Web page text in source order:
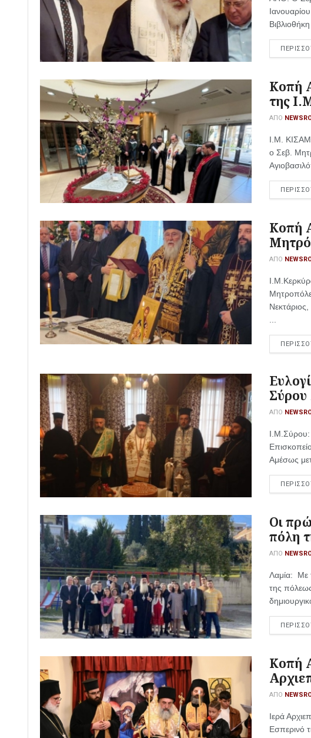
Βιβλιοθήκη
Κοπή
της
ΑΠΌ
Ι.Μ.
ο Σεβ.
Κοπή
ΑΠΌ
ΑΠΌ
Ι.Μ.Σύρου:
Αμέσως
Οι
πόλη
ΑΠΌ
Λαμία: Με
της
Κοπή
ΑΠΌ
Ιερά
Εσπερινό